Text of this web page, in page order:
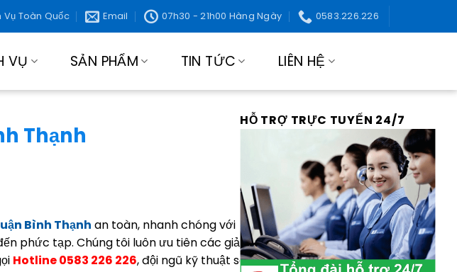
Vụ Toàn Quốc Email 07h30 - 21h00 Hàng Ngày 0583.226.226
VỤ SẢN PHẨM TIN TỨC LIÊN HỆ
Thạnh
Bình Thạnh an toàn, nhanh chóng với
phức tạp. Chúng tôi luôn ưu tiên các giải
Hotline 0583 226 226, đội ngũ kỹ thuật sẽ
HỖ TRỢ TRỰC TUYẾN 24/7